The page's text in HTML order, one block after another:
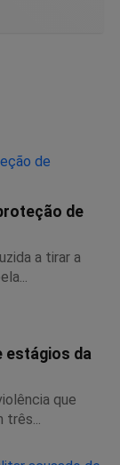
de
a tirar a
estágios da
que